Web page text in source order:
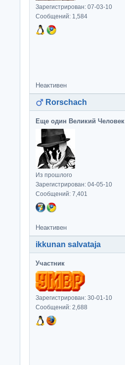
Зарегистрирован: 07-03-10
Сообщений: 1,584
Неактивен
Rorschach
Еще один Великий Человек
Из прошлого
Зарегистрирован: 04-05-10
Сообщений: 7,401
Неактивен
ikkunan salvataja
Участник
Зарегистрирован: 30-01-10
Сообщений: 2,688